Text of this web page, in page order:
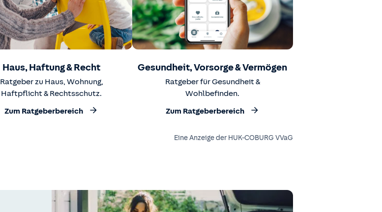
Haus, Haftung & Recht
Ratgeber zu Haus, Wohnung,
Haftpflicht & Rechtsschutz.
Zum Ratgeberbereich
Gesundheit, Vorsorge & Vermögen
Ratgeber für Gesundheit &
Wohlbefinden.
Zum Ratgeberbereich
Eine Anzeige der HUK-COBURG VVaG